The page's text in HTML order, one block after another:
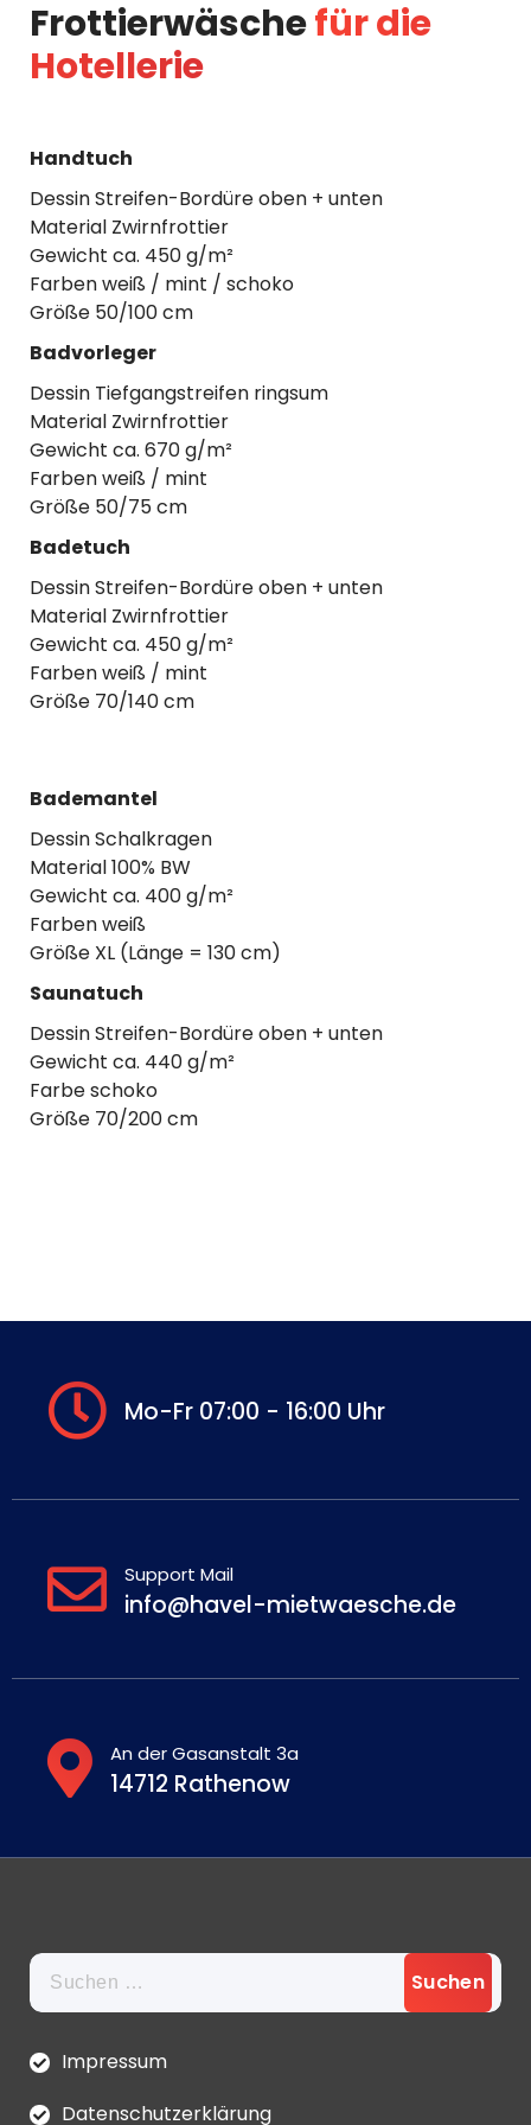
Frottierwäschefür die
Hotellerie
Handtuch
Dessin Streifen-Bordüre oben + unten
Material Zwirnfrottier
Gewicht ca. 450 g/m²
Farben weiß / mint / schoko
Größe 50/100 cm
Badvorleger
Dessin Tiefgangstreifen ringsum
Material Zwirnfrottier
Gewicht ca. 670 g/m²
Farben weiß / mint
Größe 50/75 cm
Badetuch
Dessin Streifen-Bordüre oben + unten
Material Zwirnfrottier
Gewicht ca. 450 g/m²
Farben weiß / mint
Größe 70/140 cm
Bademantel
Dessin Schalkragen
Material 100% BW
Gewicht ca. 400 g/m²
Farben weiß
Größe XL (Länge = 130 cm)
Saunatuch
Dessin Streifen-Bordüre oben + unten
Gewicht ca. 440 g/m²
Farbe schoko
Größe 70/200 cm
Mo-Fr 07:00 - 16:00 Uhr
Support Mail
info@havel-mietwaesche.de
An der Gasanstalt 3a
14712 Rathenow
Suchen
nach:
Impressum
Datenschutzerklärung